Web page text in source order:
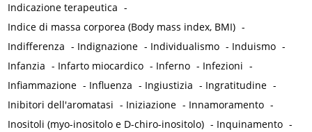
Indicazione terapeutica -
Indice di massa corporea (Body mass index, BMI) -
Indifferenza - Indignazione - Individualismo - Induismo -
Infanzia - Infarto miocardico - Inferno - Infezioni -
Infiammazione - Influenza - Ingiustizia - Ingratitudine -
Inibitori dell'aromatasi - Iniziazione - Innamoramento -
Inositoli (myo-inositolo e D-chiro-inositolo) - Inquinamento -